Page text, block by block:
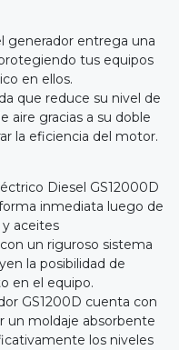
generador entrega una
tus equipos
en ellos.
que reduce su nivel de
aire gracias a su doble
la eficiencia del motor.
Diesel GS12000D
inmediata luego de
aceites
un riguroso sistema
la posibilidad de
en el equipo.
GS1200D cuenta con
un moldaje absorbente
los niveles